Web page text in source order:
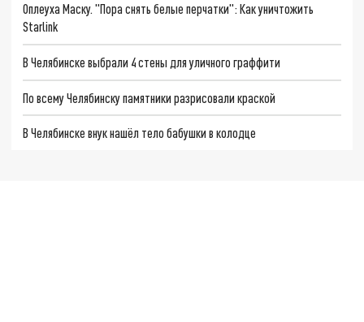
Оплеуха Маску. "Пора снять белые перчатки": Как уничтожить
Starlink
В Челябинске выбрали 4 стены для уличного граффити
По всему Челябинску памятники разрисовали краской
В Челябинске внук нашёл тело бабушки в колодце